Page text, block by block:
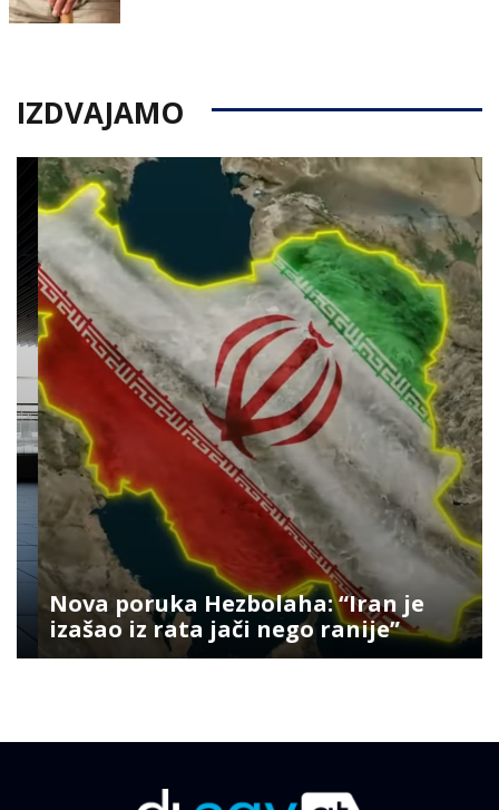
IZDVAJAMO
Nova poruka Hezbolaha: “Iran je
izašao iz rata jači nego ranije”